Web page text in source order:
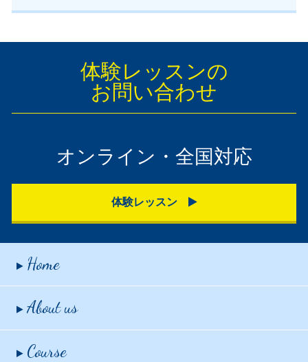
体験レッスンの
お問い合わせ
オンライン・全国対応
体験レッスン
Home
About us
Course